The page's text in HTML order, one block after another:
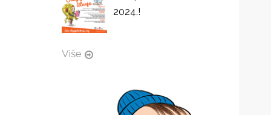
2024.!
Više